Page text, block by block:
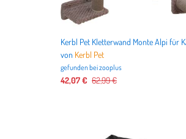
von Kerbl Pet
gefunden beizooplus
42,07 € 62,99 €